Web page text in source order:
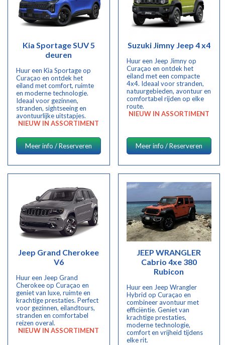
Kia Sportage SUV 5
deuren
Huur een Kia Sportage op
Curaçao en ontdek het
eiland met comfort, ruimte
en moderne technologie.
Ideaal voor gezinnen,
stranden, sightseeing en
avontuurlijke uitstapjes.
NIEUW IN ASSORTIMENT
Meer info / Reserveren
Suzuki Jimny Jeep 4 x4
Huur een Jeep Jimny op
Curaçao en ontdek het
eiland met een compacte
4x4. Ideaal voor stranden,
natuurgebieden, avontuur en
comfortabel rijden op elke
route.
NIEUW IN ASSORTIMENT
Meer info / Reserveren
Jeep Grand Cherokee
V6
Huur een Jeep Grand
Cherokee op Curaçao en
geniet van luxe, ruimte en
krachtige prestaties. Perfect
voor gezinnen, eilandtours,
stranden en comfortabel
reizen overal.
NIEUW IN ASSORTIMENT
JEEP WRANGLER
Cabrio 4xe 380
Rubicon
Huur een Jeep Wrangler
Hybrid op Curaçao en
combineer avontuur met
efficiëntie. Geniet van
krachtige prestaties,
moderne technologie,
comfort en vrijheid tijdens
elke rit.